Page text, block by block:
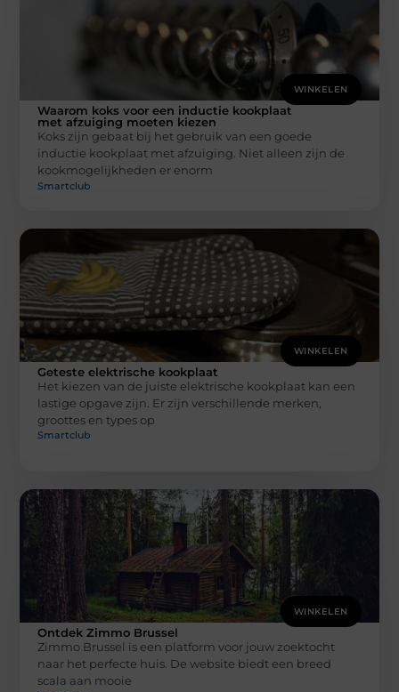
WINKELEN
Waarom koks voor een inductie kookplaat
met afzuiging moeten kiezen
Koks zijn gebaat bij het gebruik van een goede
inductie kookplaat met afzuiging. Niet alleen zijn de
kookmogelijkheden er enorm
Smartclub
WINKELEN
Geteste elektrische kookplaat
Het kiezen van de juiste elektrische kookplaat kan een
lastige opgave zijn. Er zijn verschillende merken,
groottes en types op
Smartclub
WINKELEN
Ontdek Zimmo Brussel
Zimmo Brussel is een platform voor jouw zoektocht
naar het perfecte huis. De website biedt een breed
scala aan mooie